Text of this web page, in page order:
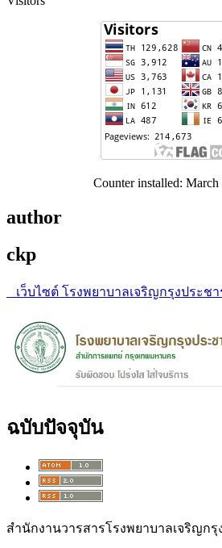
Counter installed: March
author
ckp
เว็บไซต์ โรงพยาบาลเจริญกรุงประช
ฉบับปัจจุบัน
สำนักงานวารสารโรงพยาบาลเจริญก